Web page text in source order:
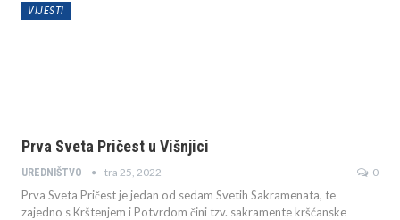
VIJESTI
Prva Sveta Pričest u Višnjici
UREDNIŠTVO tra 25, 2022 0
Prva Sveta Pričest je jedan od sedam Svetih Sakramenata, te
zajedno s Krštenjem i Potvrdom čini tzv. sakramente kršćanske